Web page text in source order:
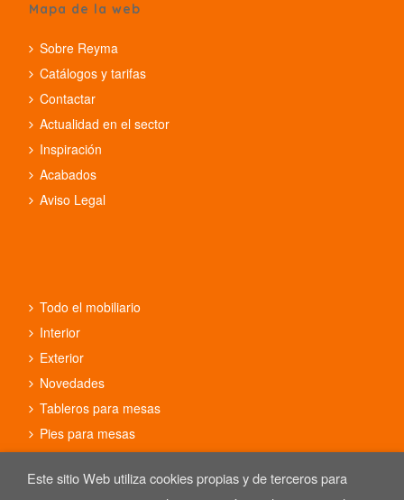
Mapa de la web
Sobre Reyma
Catálogos y tarifas
Contactar
Actualidad en el sector
Inspiración
Acabados
Aviso Legal
Todo el mobiliario
Interior
Exterior
Novedades
Tableros para mesas
Pies para mesas
Este sitio Web utiliza cookies propias y de terceros para